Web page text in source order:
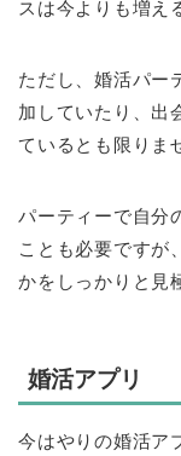
スは今よりも増え
ただし、婚活パー
加していたり、出
ているとも限りま
パーティーで自分
ことも必要ですが
かをしっかりと見
婚活アプリ
今はやりの婚活ア